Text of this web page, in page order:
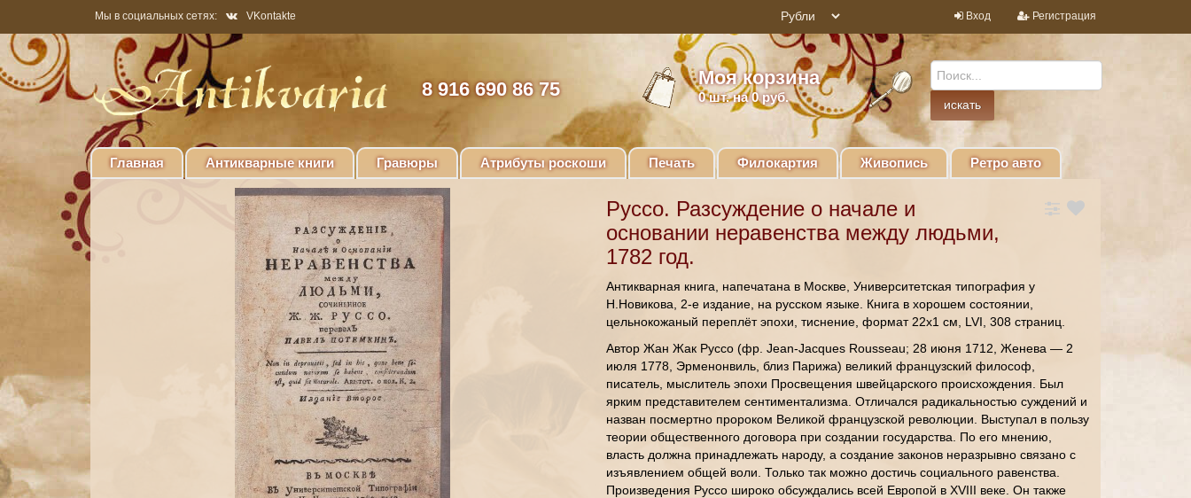
Мы в социальных сетях: VKontakte Вход Регистрация
8 916 690 86 75
Моя корзина
0шт. на 0 руб.
Главная Антикварные книги Гравюры Атрибуты роскоши Печать Филокартия Живопись Ретро авто
Руссо. Разсуждение о начале и
основании неравенства между людьми,
1782 год.
Антикварная книга, напечатана в Москве, Университетская типография у
Н.Новикова, 2-е издание, на русском языке. Книга в хорошем состоянии,
цельнокожаный переплёт эпохи, тиснение, формат 22х1 см, LVI, 308 страниц.
Автор Жан Жак Руссо (фр. Jean-Jacques Rousseau; 28 июня 1712, Женева — 2
июля 1778, Эрменонвиль, близ Парижа) великий французский философ,
писатель, мыслитель эпохи Просвещения швейцарского происхождения. Был
ярким представителем сентиментализма. Отличался радикальностью суждений и
назван посмертно пророком Великой французской революции. Выступал в пользу
теории общественного договора при создании государства. По его мнению,
власть должна принадлежать народу, а создание законов неразрывно связано с
изъявлением общей воли. Только так можно достичь социального равенства.
Произведения Руссо широко обсуждались всей Европой в XVIII веке. Он также